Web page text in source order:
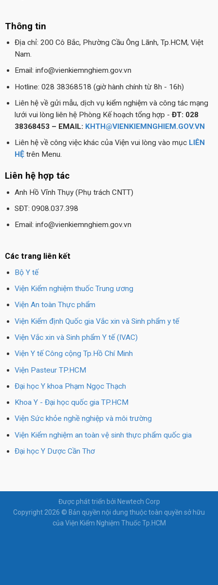
Thông tin
Địa chỉ: 200 Cô Bắc, Phường Cầu Ông Lãnh, Tp.HCM, Việt
Nam.
Email: info@vienkiemnghiem.gov.vn
Hotline: 028 38368518 (giờ hành chính từ 8h - 16h)
Liên hệ về gửi mẫu, dịch vụ kiểm nghiệm và công tác mạng
lưới vui lòng liên hệ Phòng Kế hoạch tổng hợp - ĐT: 028
38368453 – EMAIL: KHTH@VIENKIEMNGHIEM.GOV.VN
Liên hệ về công việc khác của Viện vui lòng vào mục LIÊN
HỆtrên Menu.
Liên hệ hợp tác
Anh Hồ Vĩnh Thụy (Phụ trách CNTT)
SĐT: 0908.037.398
Email: info@vienkiemnghiem.gov.vn
Các trang liên kết
Bộ Y tế
Viện Kiểm nghiệm thuốc Trung ương
Viện An toàn Thực phẩm
Viện Kiểm định Quốc gia Vắc xin và Sinh phẩm y tế
Viện Vắc xin và Sinh phẩm Y tế (IVAC)
Viện Y tế Công cộng Tp.Hồ Chí Minh
Viện Pasteur TP.HCM
Đại học Y khoa Phạm Ngọc Thạch
Khoa Y - Đại học quốc gia TP.HCM
Viện Sức khỏe nghề nghiệp và môi trường
Viện Kiểm nghiệm an toàn vệ sinh thực phẩm quốc gia
Đại học Y Dược Cần Thơ
Được phát triển bởi Newtech Corp
Copyright 2026 © Bản quyền nội dung thuộc toàn quyền sở hữu
của Viện Kiểm Nghiệm Thuốc Tp.HCM